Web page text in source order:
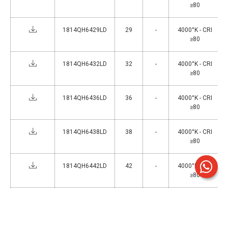
≥80
1814QH6429LD 29 -
4000°K - CRI
≥80
1814QH6432LD 32 -
4000°K - CRI
≥80
1814QH6436LD 36 -
4000°K - CRI
≥80
1814QH6438LD 38 -
4000°K - CRI
≥80
1814QH6442LD 42 -
4000°K - CRI
≥80